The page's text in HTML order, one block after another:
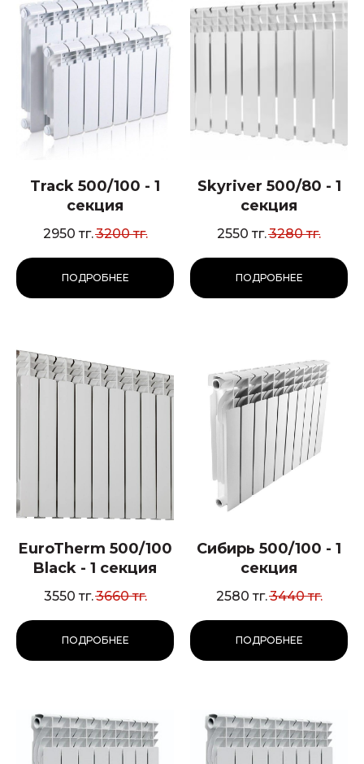
Track 500/100 - 1
секция
2950 тг.3200 тг.
ПОДРОБНЕЕ
Skyriver 500/80 - 1
секция
2550 тг.3280 тг.
ПОДРОБНЕЕ
EuroTherm 500/100
Black - 1 секция
3550 тг.3660 тг.
ПОДРОБНЕЕ
Сибирь 500/100 - 1
секция
2580 тг.3440 тг.
ПОДРОБНЕЕ